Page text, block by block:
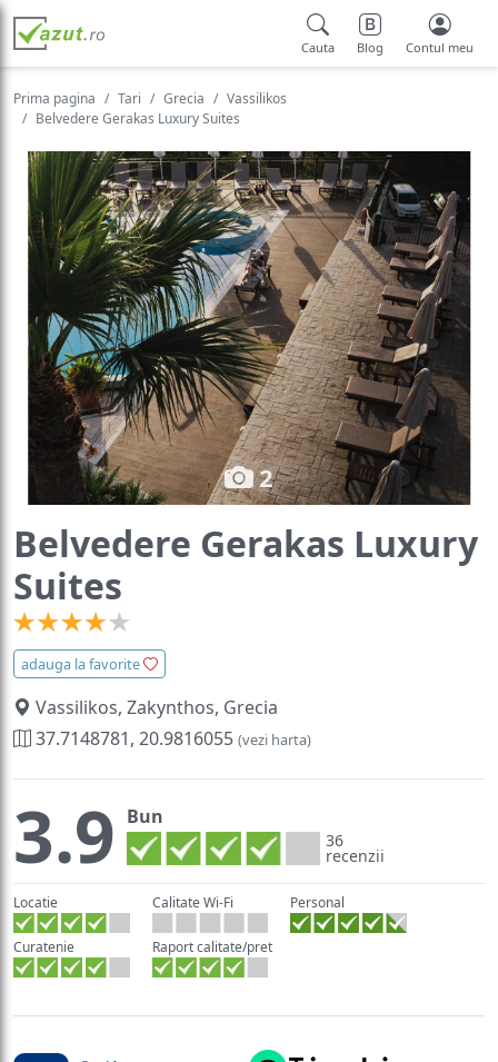
Cauta Blog Contul meu
Prima pagina Tari Grecia
Vassilikos
Belvedere Gerakas Luxury Suites
2
Belvedere Gerakas Luxury
Suites
adauga la favorite
Vassilikos, Zakynthos, Grecia
37.7148781, 20.9816055 (vezi harta)
3.9 Bun
36
recenzii
Locatie Calitate Wi-Fi Personal
Curatenie Raport calitate/pret